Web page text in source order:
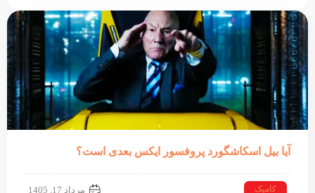
آیا بیل اسکاشگورد پروفسور ایکس بعدی است؟
کامیک مرداد 17, 1405